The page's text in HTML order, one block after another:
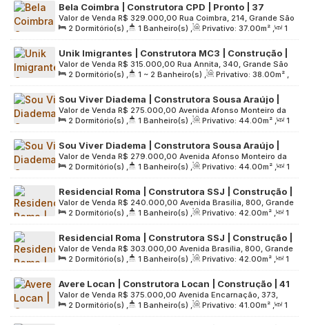
Bela Coimbra | Construtora CPD | Pronto | 37
metros | 02 dormitórios | varanda | 01 vaga
R$ 329.000,00
Valor de Venda
Rua Coimbra, 214, Grande São
Paulo, 09910-120, Parque Sete de Setembro, Diadema, São
Paulo, Brasil
2 Dormitório(s) , 1 Banheiro(s) , Privativo: 37.00m² ,
1
Sala(s) , 1 Vaga(s) , Útil: 37.00m² , Terreno: 1849.00m²
Unik Imigrantes | Construtora MC3 | Construção |
38 metros | 02 dormitórios | com varanda | 01 vaga
R$ 315.000,00
Valor de Venda
Rua Annita, 340, Grande São
Paulo, 09941-640, Canhema, Diadema, São Paulo, Brasil
2 Dormitório(s) , 1 ~ 2 Banheiro(s) , Privativo: 38.00m² ,
1 Sala(s) , 1 Vaga(s) , Útil: 38.00m² ,
Terreno:
2451 .00m²
Sou Viver Diadema | Construtora Sousa Araújo |
Construção | 44 metros | 02 dormitórios | varanda
| sem vaga
R$ 275.000,00
Valor de Venda
Avenida Afonso Monteiro da
Cruz, 260, Grande São Paulo, 09980-550, Serraria, Diadema,
São Paulo, Brasil
2 Dormitório(s) , 1 Banheiro(s) , Privativo: 44.00m² ,
1
Sala(s) , Útil: 44.00m² , Terreno: 7084.00m²
Sou Viver Diadema | Construtora Sousa Araújo |
Construção | 44 metros | 02 dormitórios | varanda
| 01 vaga
R$ 279.000,00
Valor de Venda
Avenida Afonso Monteiro da
Cruz, 260, abc paulista, 09980-550, Serraria, Diadema, São
Paulo, Brasil
2 Dormitório(s) , 1 Banheiro(s) , Privativo: 44.00m² ,
1
Sala(s) , 1 Vaga(s) , Útil: 44.00m² , Terreno: 7084.00m²
Residencial Roma | Construtora SSJ | Construção |
42 metros | 02 dormitórios | varanda | vaga de
moto
R$ 240.000,00
Valor de Venda
Avenida Brasília, 800, Grande
São Paulo, 09931-400, Campanário, Diadema, São Paulo,
Brasil
2 Dormitório(s) , 1 Banheiro(s) , Privativo: 42.00m² ,
1
Sala(s) , Útil: 42.00m²
Residencial Roma | Construtora SSJ | Construção |
42 metros | 02 dormitórios | varanda | 01 vaga
R$ 303.000,00
Valor de Venda
Avenida Brasília, 800, Grande
São Paulo, 09931-400, Campanário, Diadema, São Paulo,
Brasil
2 Dormitório(s) , 1 Banheiro(s) , Privativo: 42.00m² ,
1
Sala(s) , 1 Vaga(s) , Útil: 42.00m²
Avere Locan | Construtora Locan | Construção | 41
metros | 02 dormitórios | com varanda | 01 vaga
R$ 375.000,00
Valor de Venda
Avenida Encarnação, 373,
Grande São Paulo, 09960-010, Piraporinha, Diadema, São
Paulo, Brasil
2 Dormitório(s) , 1 Banheiro(s) , Privativo: 41.00m² ,
1
Sala(s) , 1 Vaga(s) , Útil: 41.00m² , Terreno: 2729.00m²